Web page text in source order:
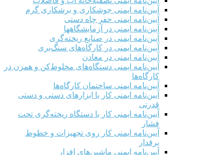
آیین‌نامه ایمنی جوشکاری و برشکاری گرم
آیین‌نامه ایمنی حفر چاه دستی
آیین‌نامه ایمنی در آزمایشگاهها
آیین‌نامه ایمنی در صنایع ریخته‌گری
آیین‌نامه ایمنی در کارگاه‌های سنگ‌بری
آیین‌نامه ایمنی در معادن
آیین‌نامه ایمنی دستگاه‌های مخلوط‌کن و همزن در
کارگاه‌ها
آیین‌نامه ایمنی ساختمان کارگاه‌ها
آیین‌نامه ایمنی کار با ابزارهای دستی و دستی
قدرتی
آیین‌نامه ایمنی کار با دستگاه ریخته‌گری تحت
فشار
آیین‌نامه ایمنی کار روی تجهیزات و خطوط
برقدار
آیین‌نامه ایمنی ماشین‌های افزار